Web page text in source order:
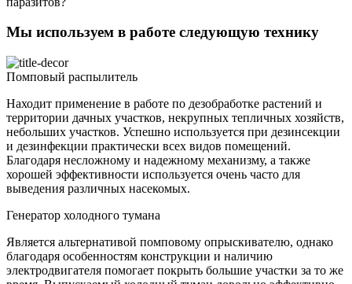
Мы используем в работе следующую технику
Помповый распылитель
Находит применение в работе по дезобработке растений и
территории дачных участков, некрупных тепличных хозяйств,
небольших участков. Успешно используется при дезинсекции
и дезинфекции практически всех видов помещений.
Благодаря несложному и надежному механизму, а также
хорошей эффективности используется очень часто для
выведения различных насекомых.
Генератор холодного тумана
Является альтернативой помповому опрыскивателю, однако
благодаря особенностям конструкции и наличию
электродвигателя помогает покрыть большие участки за то же